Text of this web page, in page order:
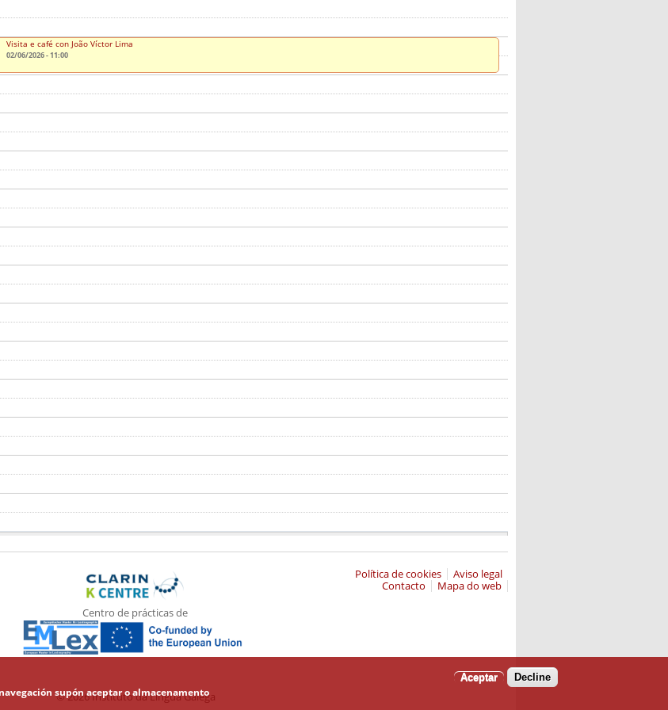
Visita e café con João Víctor Lima
02/06/2026 - 11:00
Centro de prácticas de
Aviso legal
Política de cookies
Mapa do web
Contacto
© 2026 Instituto da Lingua Galega
supón aceptar o almacenamento
Aceptar Decline